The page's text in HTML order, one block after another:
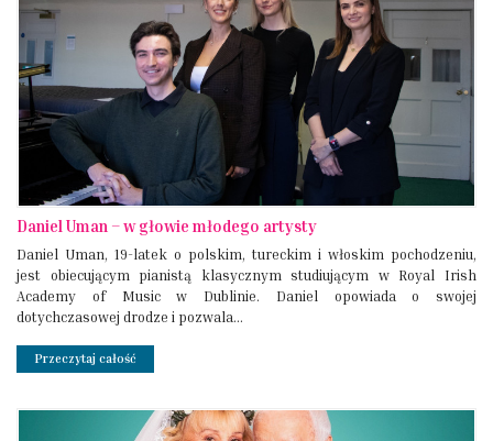
Daniel Uman – w głowie młodego artysty
Daniel Uman, 19-latek o polskim, tureckim i włoskim pochodzeniu,
jest obiecującym pianistą klasycznym studiującym w Royal Irish
Academy of Music w Dublinie. Daniel opowiada o swojej
dotychczasowej drodze i pozwala...
Przeczytaj całość